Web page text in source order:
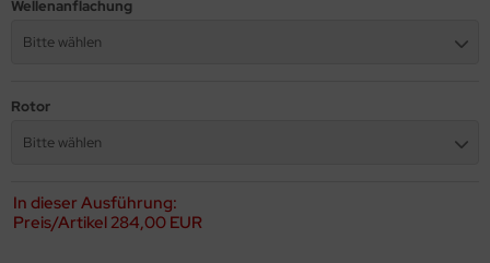
Wellenanflachung
Bitte wählen
Rotor
Bitte wählen
In dieser Ausführung:
Preis/Artikel284,00 EUR